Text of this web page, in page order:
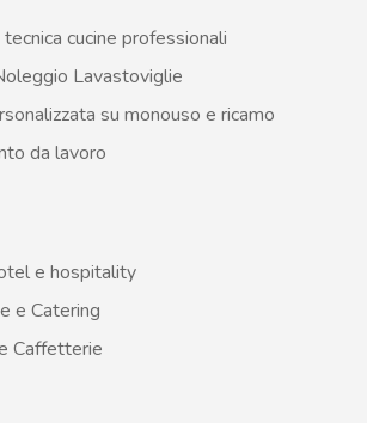
cucine professionali
Lavastoviglie
su monouso e ricamo
da lavoro
e hospitality
e Catering
Caffetterie